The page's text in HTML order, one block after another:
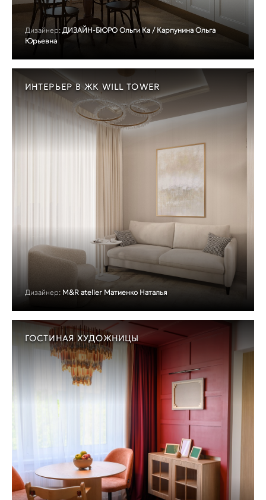
Дизайнер: ДИЗАЙН-БЮРО Ольги Ка / Карпунина Ольга
Юрьевна
ИНТЕРЬЕР В ЖК WILL TOWER
Дизайнер: M&R atelier Матиенко Наталья
ГОСТИНАЯ ХУДОЖНИЦЫ